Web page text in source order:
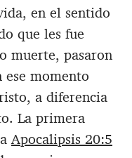
en el sentido
que les fue
muerte, pasaron
ese momento
a diferencia
La primera
Apocalipsis 20:5